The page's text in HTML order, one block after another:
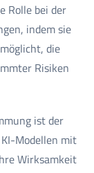
Rolle bei der
indem sie
die
Risiken
ist der
Modellen mit
Wirksamkeit